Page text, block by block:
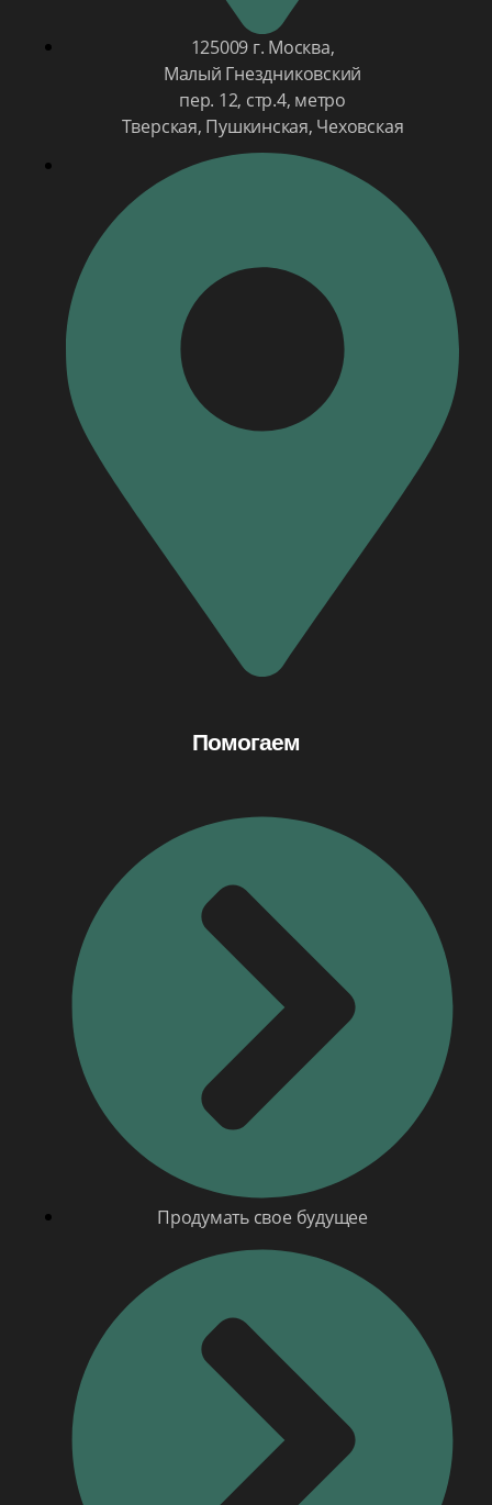
125009 г. Москва,
Малый Гнездниковский
пер. 12, стр.4, метро
Тверская, Пушкинская, Чеховская
Помогаем
Продумать свое будущее